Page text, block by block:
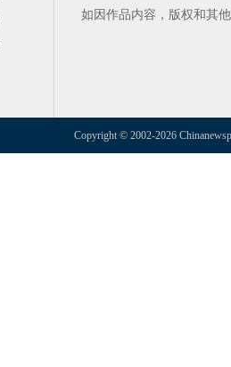
如因作品内容，版权和其
Copyright © 2002-2026